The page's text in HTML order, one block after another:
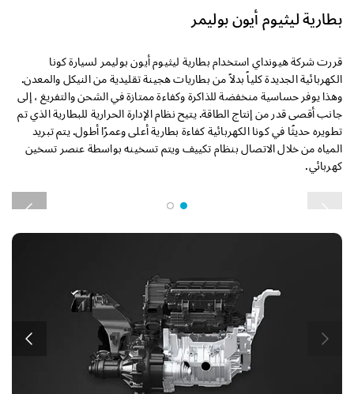
بطارية ليثيوم أيون بوليمر
قررت شركة هيونداي استخدام بطارية ليثيوم أيون بوليمر لسيارة كونا
الكهربائية الجديدة كلياً بدلاً من بطاريات هجينة تقليدية من النيكل والمعدن.
وهذا يوفر حساسية منخفضة للذاكرة وكفاءة ممتازة في الشحن والتفريغ ، إلى
جانب أقصى قدر من إنتاج الطاقة. يتيح نظام الإدارة الحرارية للبطارية الذي تم
تطويره حديثًا في كونا الكهربائية كفاءة بطارية أعلى وعمرًا أطول. يتم تبريد
المياه من خلال الاتصال بنظام تكييف ويتم تسخينه بواسطة عنصر تسخين
كهربائي.